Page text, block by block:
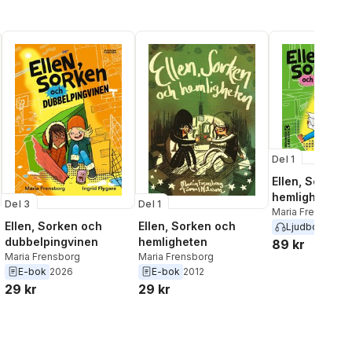
Del 3
Ellen, Sorken och
dubbelpingvinen
Maria Frensborg
E-bok 2026
29 kr
Del 1
Ellen, Sorken och
hemligheten
Maria Frensborg
E-bok 2012
29 kr
Del 1
Ellen, Sorken
hemligheten
Maria Frensborg
Ljudbok
89 kr